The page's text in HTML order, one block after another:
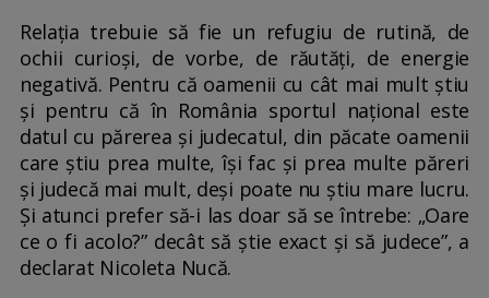
Relația trebuie să fie un refugiu de rutină, de
ochii curioși, de vorbe, de răutăți, de energie
negativă. Pentru că oamenii cu cât mai mult știu
și pentru că în România sportul național este
datul cu părerea și judecatul, din păcate oamenii
care știu prea multe, își fac și prea multe păreri
și judecă mai mult, deși poate nu știu mare lucru.
Și atunci prefer să-i las doar să se întrebe: „Oare
ce o fi acolo?” decât să știe exact și să judece”, a
declarat Nicoleta Nucă.